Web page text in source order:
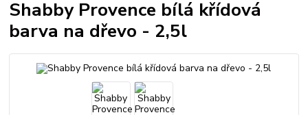
Shabby Provence bílá křídová
barva na dřevo - 2,5l